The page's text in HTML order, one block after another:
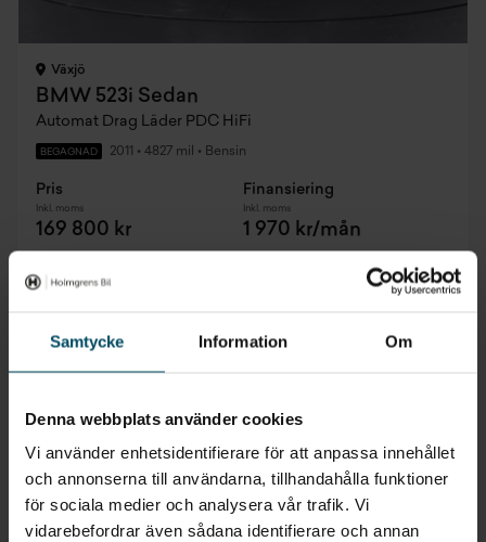
Samtycke Information Om
Denna webbplats använder cookies
Vi använder enhetsidentifierare för att anpassa innehållet
och annonserna till användarna, tillhandahålla funktioner
för sociala medier och analysera vår trafik. Vi
vidarebefordrar även sådana identifierare och annan
Växjö
BMW 523i Sedan
Automat Drag Läder PDC HiFi
BEGAGNAD 2011 • 4827 mil • Bensin
Pris
Inkl. moms
169 800 kr
Finansiering
Inkl. moms
1 970 kr/mån